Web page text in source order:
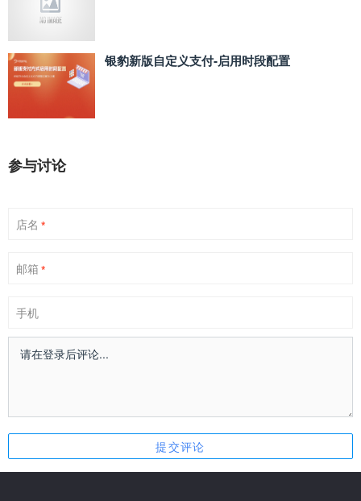
银豹新版自定义支付‑启用时段配置
参与讨论
店名 *
邮箱 *
手机